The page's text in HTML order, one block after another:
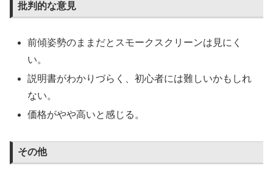
批判的な意見
前傾姿勢のままだとスモークスクリーンは見にく
い。
説明書がわかりづらく、初心者には難しいかもしれ
ない。
価格がやや高いと感じる。
その他